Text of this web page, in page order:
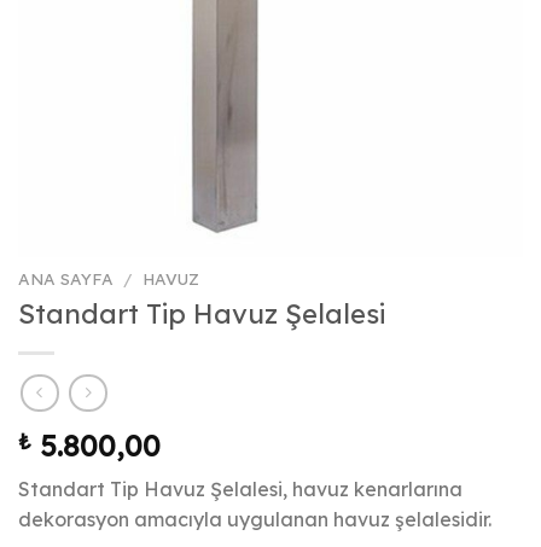
ANA SAYFA / HAVUZ
Standart Tip Havuz Şelalesi
₺ 5.800,00
Standart Tip Havuz Şelalesi, havuz kenarlarına
dekorasyon amacıyla uygulanan havuz şelalesidir.